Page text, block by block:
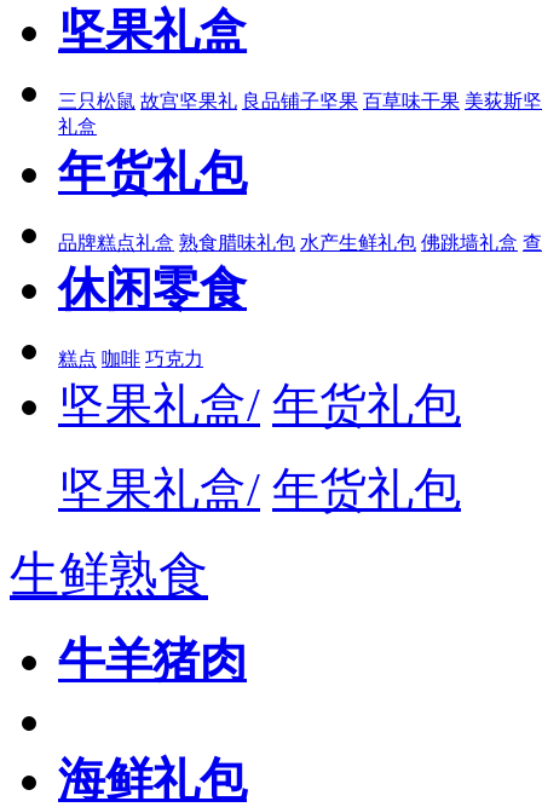
坚果礼盒
三只松鼠 故宫坚果礼 良品铺子坚果 百草味干果 美荻斯
礼盒
年货礼包
品牌糕点礼盒 熟食腊味礼包 水产生鲜礼包 佛跳墙礼盒
休闲零食
糕点 咖啡 巧克力
坚果礼盒/ 年货礼包
坚果礼盒/ 年货礼包
生鲜熟食
牛羊猪肉
海鲜礼包